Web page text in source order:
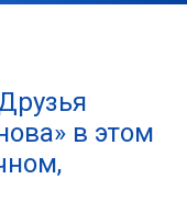
в этом